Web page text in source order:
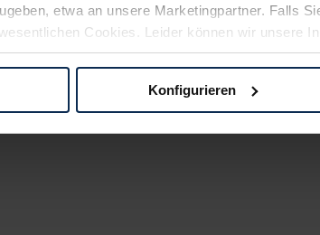
etwa an unsere Marketingpartner. Falls
Cookies. Leider können wir unsere
Weg zu Ihrem Neuwagen unterstützen. Sie
der EU erfolgt, erfolgt dies ausschließlich
der EU-Kommission (Art. 45 Abs. 1 DSGVO),
Konfigurieren